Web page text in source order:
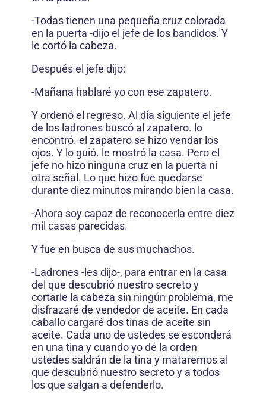
-Todas tienen una pequeña cruz colorada
en la puerta -dijo el jefe de los bandidos. Y
le cortó la cabeza.
Después el jefe dijo:
-Mañana hablaré yo con ese zapatero.
Y ordenó el regreso. Al día siguiente el jefe
de los ladrones buscó al zapatero. lo
encontró. el zapatero se hizo vendar los
ojos. Y lo guió. le mostró la casa. Pero el
jefe no hizo ninguna cruz en la puerta ni
otra señal. Lo que hizo fue quedarse
durante diez minutos mirando bien la casa.
-Ahora soy capaz de reconocerla entre diez
mil casas parecidas.
Y fue en busca de sus muchachos.
-Ladrones -les dijo-, para entrar en la casa
del que descubrió nuestro secreto y
cortarle la cabeza sin ningún problema, me
disfrazaré de vendedor de aceite. En cada
caballo cargaré dos tinas de aceite sin
aceite. Cada uno de ustedes se esconderá
en una tina y cuando yo dé la orden
ustedes saldrán de la tina y mataremos al
que descubrió nuestro secreto y a todos
los que salgan a defenderlo.